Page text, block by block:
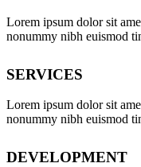
Lorem ipsum dolor sit
nonummy nibh euismod
SERVICES
Lorem ipsum dolor sit
nonummy nibh euismod
DEVELOPMENT